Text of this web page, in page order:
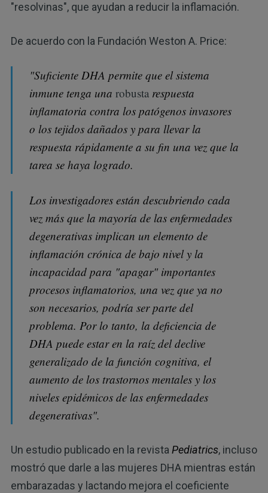
"resolvinas", que ayudan a reducir la inflamación.
De acuerdo con la Fundación Weston A. Price:
"Suficiente DHA permite que el sistema
inmune tenga unarobusta respuesta
inflamatoria contra los patógenos invasores
o los tejidos dañados y para llevar la
respuesta rápidamente a su fin una vez que la
tarea se haya logrado.
Los investigadores están descubriendo cada
vez más que la mayoría de las enfermedades
degenerativas implican un elemento de
inflamación crónica de bajo nivel y la
incapacidad para "apagar" importantes
procesos inflamatorios, una vez que ya no
son necesarios, podría ser parte del
problema. Por lo tanto, la deficiencia de
DHA puede estar en la raíz del declive
generalizado de la función cognitiva, el
aumento de los trastornos mentales y los
niveles epidémicos de las enfermedades
degenerativas".
Un estudio publicado en la revista Pediatrics, incluso
mostró que darle a las mujeres DHA mientras están
embarazadas y lactando mejora el coeficiente